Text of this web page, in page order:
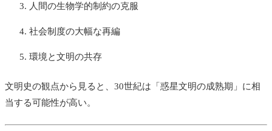
人間の生物学的制約の克服
社会制度の大幅な再編
環境と文明の共存
文明史の観点から見ると、30世紀は「惑星文明の成熟期」に相
当する可能性が高い。